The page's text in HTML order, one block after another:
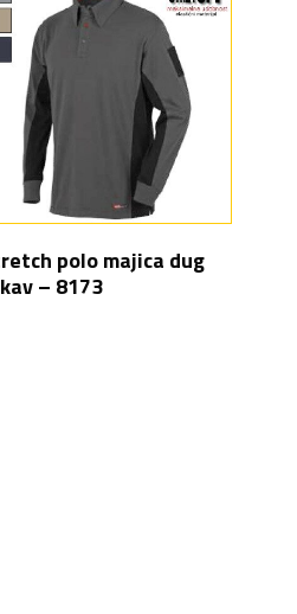
polo majica dug
– 8173